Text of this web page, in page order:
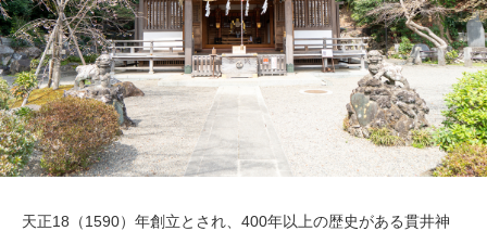
天正18（1590）年創立とされ、400年以上の歴史がある貫井神